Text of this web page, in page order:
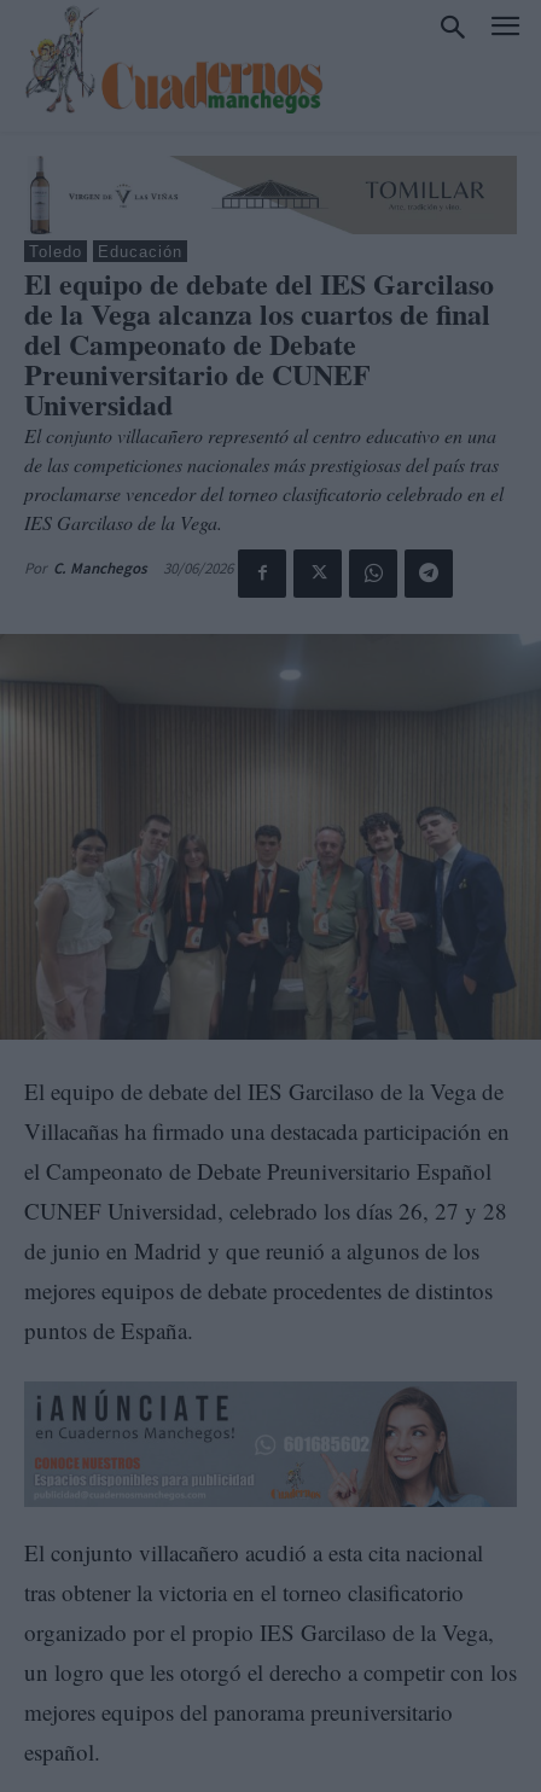
Toledo Educación
El equipo de debate del IES Garcilaso
de la Vega alcanza los cuartos de final
del Campeonato de Debate
Preuniversitario de CUNEF
Universidad
El conjunto villacañero representó al centro educativo en una
de las competiciones nacionales más prestigiosas del país tras
proclamarse vencedor del torneo clasificatorio celebrado en el
IES Garcilaso de la Vega.
Por C. Manchegos 30/06/2026
El equipo de debate del IES Garcilaso de la Vega de
Villacañas ha firmado una destacada participación en
el Campeonato de Debate Preuniversitario Español
CUNEF Universidad, celebrado los días 26, 27 y 28
de junio en Madrid y que reunió a algunos de los
mejores equipos de debate procedentes de distintos
puntos de España.
El conjunto villacañero acudió a esta cita nacional
tras obtener la victoria en el torneo clasificatorio
organizado por el propio IES Garcilaso de la Vega,
un logro que les otorgó el derecho a competir con los
mejores equipos del panorama preuniversitario
español.